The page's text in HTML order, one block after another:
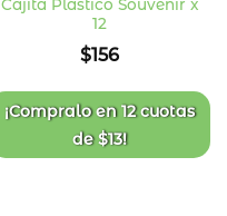
Cajita Plástico Souvenir x
12
$156
¡Compralo en12 cuotas
de$13!